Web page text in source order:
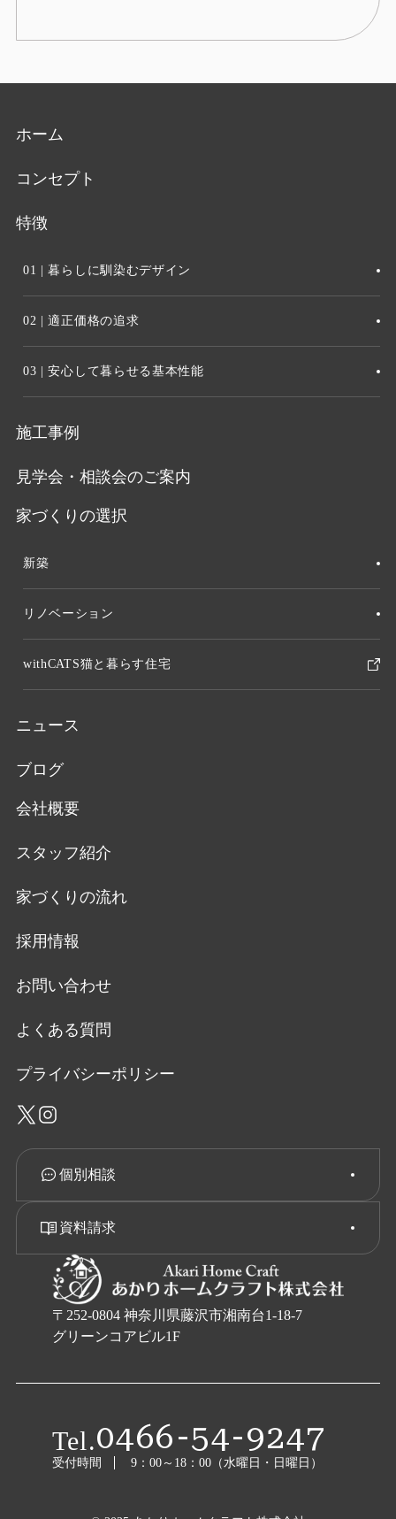
〒252-0804 神奈川県藤沢市湘南台1-18-7
グリーンコアビル1F
ホーム
コンセプト
特徴
01 | 暮らしに馴染むデザイン
02 | 適正価格の追求
03 | 安心して暮らせる基本性能
施工事例
見学会・相談会のご案内
家づくりの選択
新築
リノベーション
withCATS猫と暮らす住宅
ニュース
ブログ
会社概要
スタッフ紹介
家づくりの流れ
採用情報
お問い合わせ
よくある質問
プライバシーポリシー
個別相談
資料請求
Tel.0466-54-9247
受付時間 9：00～18：00（水曜日・日曜日）